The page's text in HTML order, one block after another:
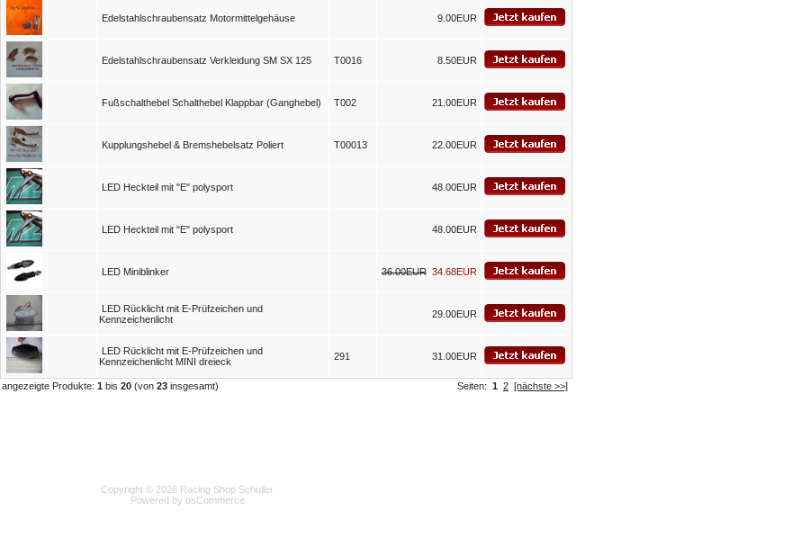
Edelstahlschraubensatz Motormittelgehäuse 9.00EUR
Edelstahlschraubensatz Verkleidung SM SX 125 T0016 8.50EUR
Fußschalthebel Schalthebel Klappbar (Ganghebel) T002 21.00EUR
Kupplungshebel & Bremshebelsatz Poliert T00013 22.00EUR
LED Heckteil mit "E" polysport 48.00EUR
LED Heckteil mit "E" polysport 48.00EUR
LED Miniblinker 36.00EUR 34.68EUR
LED Rücklicht mit E-Prüfzeichen und
Kennzeichenlicht
29.00EUR
LED Rücklicht mit E-Prüfzeichen und
Kennzeichenlicht MINI dreieck
291 31.00EUR
angezeigte Produkte: 1 bis 20 (von 23 insgesamt) Seiten: 1 2 [nächste >>]
Copyright © 2026 Racing Shop Schuller
Powered by osCommerce